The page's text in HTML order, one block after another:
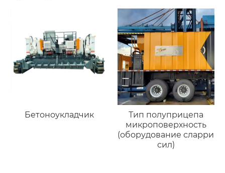
Бетоноукладчик
Тип полуприцепа
микроповерхность
(оборудование сларри
сил)